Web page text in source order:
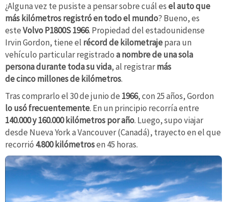
¿Alguna vez te pusiste a pensar sobre cuál esel auto que
más kilómetros registró en todo el mundo? Bueno, es
esteVolvo P1800S 1966. Propiedad del estadounidense
Irvin Gordon, tiene el récord de kilometrajepara un
vehículo particular registradoa nombre de una sola
persona durante toda su vida, al registrarmás
decinco millones de kilómetros.
Tras comprarlo el 30 de junio de 1966, con 25 años, Gordon
lo usó frecuentemente. En un principio recorría entre
140.000 y 160.000 kilómetros por año. Luego, supo viajar
desde Nueva York a Vancouver (Canadá), trayecto en el que
recorrió 4.800 kilómetrosen 45 horas.